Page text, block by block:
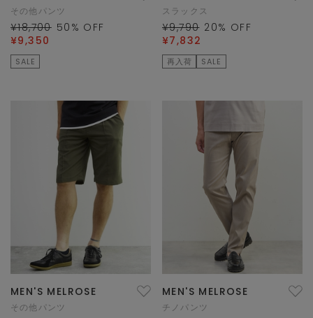
その他パンツ
¥18,700 50 % OFF
¥9,350
SALE
スラックス
¥9,790 20% OFF
¥7,832
再入荷 SALE
MEN'S MELROSE
その他パンツ
MEN'S MELROSE
チノパンツ